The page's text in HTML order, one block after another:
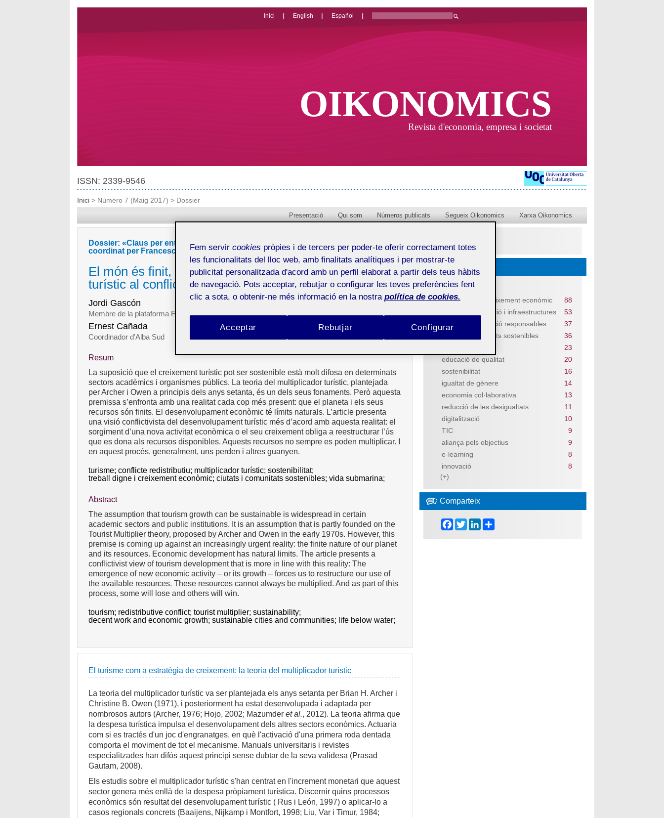
Inici English Español
OIKONOMICS
Revista d'economia, empresa i societat
ISSN: 2339-9546
Inici> Número 7 (Maig 2017) > Dossier
Presentació Qui som Números publicats Segueix Oikonomics Xarxa Oikonomics
Dossier: «Claus per entendre el turisme d'avui»
coordinat per Francesc González i Soledad Morales
NÚMERO 7 (MAIG 2017)
El món és finit, també per al turisme. Del multiplicador
turístic al conflicte redistributiu
Jordi Gascón
Membre de la plataforma Foro de Turismo Responsable. Professor col·laborador de la UOC
Ernest Cañada
Coordinador d'Alba Sud
Resum
La suposició que el creixement turístic pot ser sostenible està molt difosa en determinats
sectors acadèmics i organismes públics. La teoria del multiplicador turístic, plantejada
per Archer i Owen a principis dels anys setanta, és un dels seus fonaments. Però aquesta
premissa s’enfronta amb una realitat cada cop més present: que el planeta i els seus
recursos són finits. El desenvolupament econòmic té límits naturals. L’article presenta
una visió conflictivista del desenvolupament turístic més d’acord amb aquesta realitat: el
sorgiment d’una nova activitat econòmica o el seu creixement obliga a reestructurar l’ús
que es dona als recursos disponibles. Aquests recursos no sempre es poden multiplicar. I
en aquest procés, generalment, uns perden i altres guanyen.
turisme;conflicte redistributiu; multiplicador turístic;sostenibilitat;
treball digne i creixement econòmic;ciutats i comunitats sostenibles;vida submarina;
Abstract
The assumption that tourism growth can be sustainable is widespread in certain
academic sectors and public institutions. It is an assumption that is partly founded on the
Tourist Multiplier theory, proposed by Archer and Owen in the early 1970s. However, this
premise is coming up against an increasingly urgent reality: the finite nature of our planet
and its resources. Economic development has natural limits. The article presents a
conflictivist view of tourism development that is more in line with this reality: The
emergence of new economic activity – or its growth – forces us to restructure our use of
the available resources. These resources cannot always be multiplied. And as part of this
process, some will lose and others will win.
tourism; redistributive conflict;tourist multiplier;sustainability;
decent work and economic growth;sustainable cities and communities; life below water;
El turisme com a estratègia de creixement: la teoria del multiplicador turístic
La teoria del multiplicador turístic va ser plantejada els anys setanta per Brian H. Archer i
Christine B. Owen (1971), i posteriorment ha estat desenvolupada i adaptada per
nombrosos autors (Archer, 1976; Hojo, 2002; Mazumderet al., 2012). La teoria afirma que
la despesa turística impulsa el desenvolupament dels altres sectors econòmics. Actuaria
com si es tractés d'un joc d'engranatges, en què l'activació d'una primera roda dentada
comporta el moviment de tot el mecanisme. Manuals universitaris i revistes
especialitzades han difós aquest principi sense dubtar de la seva validesa (Prasad
Gautam, 2008).
Els estudis sobre el multiplicador turístic s'han centrat en l'increment monetari que aquest
sector genera més enllà de la despesa pròpiament turística. Discernir quins processos
econòmics són resultat del desenvolupament turístic ( Rus i León, 1997) o aplicar-lo a
casos regionals concrets (Baaijens, Nijkamp i Montfort, 1998; Liu, Var i Timur, 1984;
Descobriu...
Temes
treball digne i creixement econòmic
88
indústria, innovació i infraestructures
53
consum i producció responsables
37
ciutats i comunitats sostenibles
36
23
educació de qualitat
20
sostenibilitat
16
igualtat de gènere
14
economia col·laborativa
13
reducció de les desigualtats
11
digitalització
10
TIC
9
aliança pels objectius
9
e-learning
8
innovació
8
(+)
Comparteix
Facebook
TwitterLinkedIn
Fem servir cookies pròpies i de tercers per poder-te oferir correctament totes
les funcionalitats del lloc web, amb finalitats analítiques i per mostrar-te
publicitat personalitzada d'acord amb un perfil elaborat a partir dels teus hàbits
de navegació. Pots acceptar, rebutjar o configurar les teves preferències fent
clic a sota, o obtenir-ne més informació en la nostra política de cookies.
Rebutjar
Acceptar Configurar